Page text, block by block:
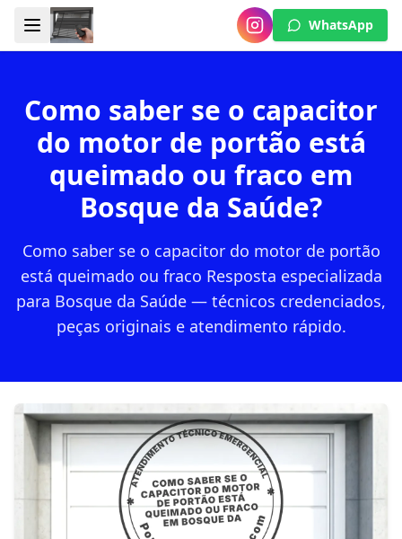
WhatsApp
Como saber se o capacitor
do motor de portão está
queimado ou fraco em
Bosque da Saúde?
Como saber se o capacitor do motor de portão
está queimado ou fraco Resposta especializada
para Bosque da Saúde — técnicos credenciados,
peças originais e atendimento rápido.